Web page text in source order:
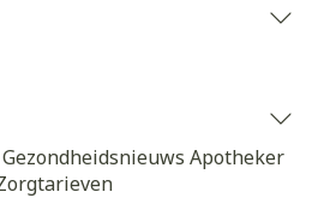
Gezondheidsnieuws Apotheker